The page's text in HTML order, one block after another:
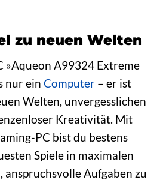
zu neuen Welten
»Aqueon A99324 Extreme
nur ein Computer – er ist
Welten, unvergesslichen
Kreativität. Mit
PC bist du bestens
Spiele in maximalen
anspruchsvolle Aufgaben zu